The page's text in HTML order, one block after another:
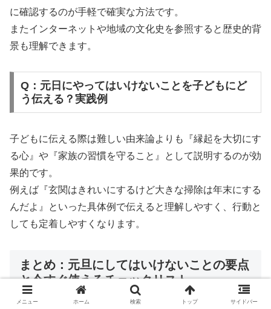
に確認するのが手軽で確実な方法です。
またインターネットや地域の文化史を参照すると歴史的背
景も理解できます。
Q：元日にやってはいけないことを子どもにど
う伝える？実践例
子どもに伝える際は難しい由来論よりも『縁起を大切にす
る心』や『家族の習慣を守ること』として説明するのが効
果的です。
例えば『玄関はきれいにするけど大きな掃除は年末にする
んだよ』といった具体例で伝えると理解しやすく、行動と
しても定着しやすくなります。
まとめ：元旦にしてはいけないことの要点
と今すぐ使えるチェックリスト
メニュー ホーム 検索 トップ サイドバー